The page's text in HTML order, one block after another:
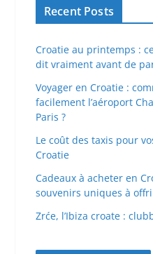
Recent Posts
Croatie au printemps :
dit vraiment avant de
Voyager en Croatie :
facilement l’aéroport
Paris ?
Le coût des taxis pour
Croatie
Cadeaux à acheter en
souvenirs uniques à
Zrće, l’Ibiza croate :